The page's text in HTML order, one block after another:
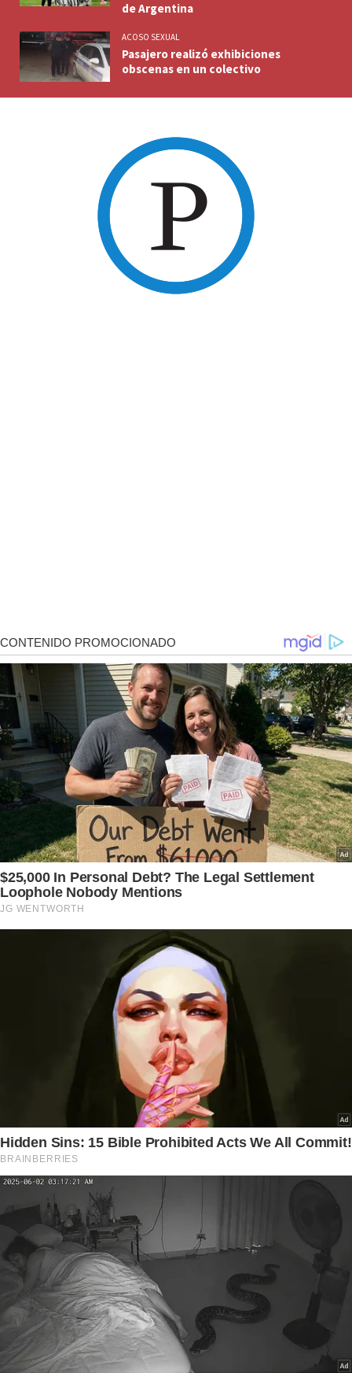
de Argentina
ACOSO SEXUAL
Pasajero realizó exhibiciones
obscenas en un colectivo